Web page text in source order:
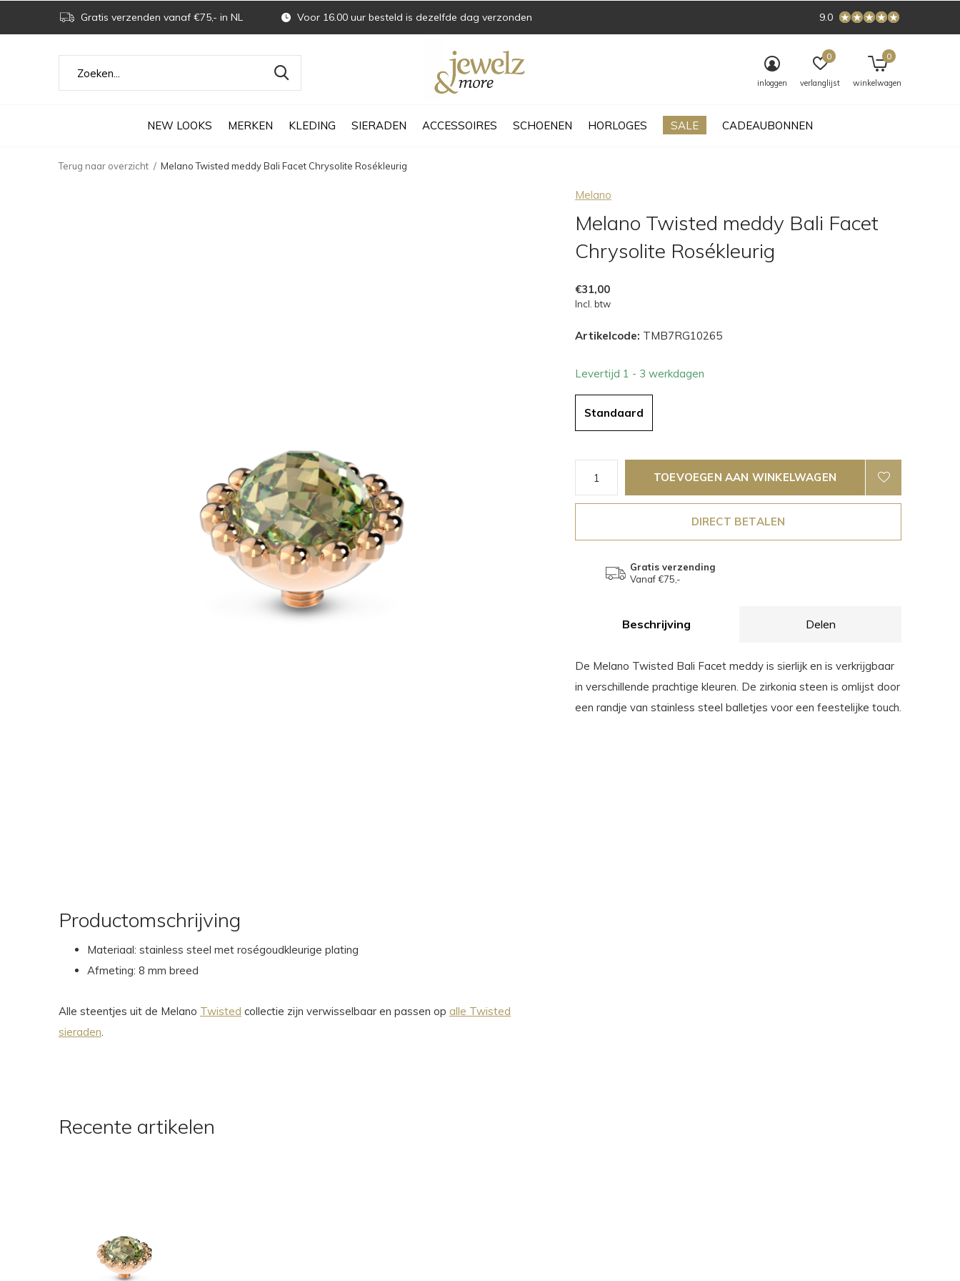
NEW LOOKS MERKEN KLEDING SIERADEN ACCESSOIRES SCHOENEN HORLOGES SALE CADEAUBONNEN
inloggen verlanglijst
0
winkelwagen
0
Gratis verzenden vanaf €75,- in NL Voor 16.00 uur besteld is dezelfde dag verzonden 9.0
Terug naar overzicht Melano Twisted meddy Bali Facet Chrysolite Rosékleurig
Melano
Melano Twisted meddy Bali Facet
Chrysolite Rosékleurig
€31,00
Incl. btw
Artikelcode: TMB7RG10265
Levertijd 1 - 3 werkdagen
Standaard
TOEVOEGEN AAN WINKELWAGEN
DIRECT BETALEN
Gratis verzending
Vanaf €75,-
Beschrijving Delen
De Melano Twisted Bali Facet meddy is sierlijk en is verkrijgbaar
in verschillende prachtige kleuren. De zirkonia steen is omlijst door
een randje van stainless steel balletjes voor een feestelijke touch.
Productomschrijving
Materiaal: stainless steel met roségoudkleurige plating
Afmeting: 8 mm breed
Alle steentjes uit de Melano Twisted collectie zijn verwisselbaar en passen op alle Twisted
sieraden.
Recente artikelen